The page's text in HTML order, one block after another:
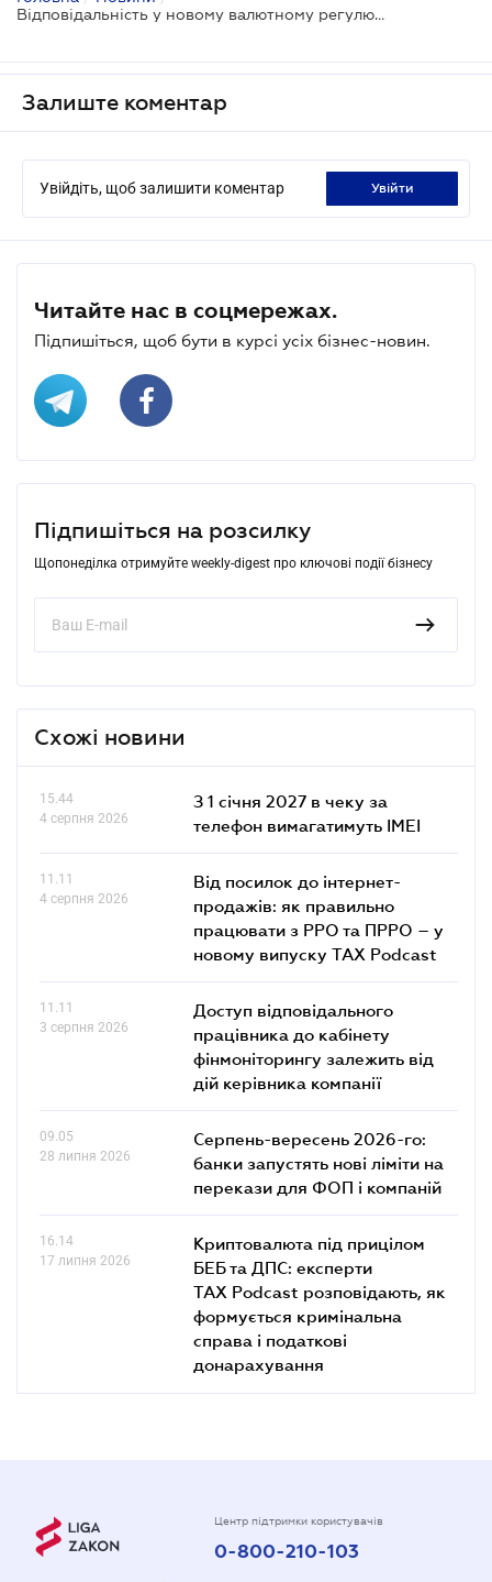
Відповідальність у новому валютному регулюванні: що нового?
Залиште коментар
Увійдіть, щоб залишити коментар увійти
Читайте нас в соцмережах.
Підпишіться, щоб бути в курсі усіх бізнес-новин.
Підпишіться на розсилку
Щопонеділка отримуйте weekly-digest про ключові події бізнесу
Схожі новини
15.44
4 серпня 2026
З 1 січня 2027 в чеку за
телефон вимагатимуть IMEI
11.11
4 серпня 2026
Від посилок до інтернет-
продажів: як правильно
працювати з РРО та ПРРО – у
новому випуску TAX Podcast
11.11
3 серпня 2026
Доступ відповідального
працівника до кабінету
фінмоніторингу залежить від
дій керівника компанії
09.05
28 липня 2026
Серпень-вересень 2026-го:
банки запустять нові ліміти на
перекази для ФОП і компаній
16.14
17 липня 2026
Криптовалюта під прицілом
БЕБ та ДПС: експерти
TAX Podcast розповідають, як
формується кримінальна
справа і податкові
донарахування
Центр підтримки користувачів
0-800-210-103